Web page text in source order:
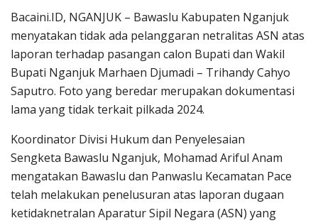
Bacaini.ID, NGANJUK – Bawaslu Kabupaten Nganjuk
menyatakan tidak ada pelanggaran netralitas ASN atas
laporan terhadap pasangan calon Bupati dan Wakil
Bupati Nganjuk Marhaen Djumadi – Trihandy Cahyo
Saputro. Foto yang beredar merupakan dokumentasi
lama yang tidak terkait pilkada 2024.
Koordinator Divisi Hukum dan Penyelesaian
Sengketa Bawaslu Nganjuk, Mohamad Ariful Anam
mengatakan Bawaslu dan Panwaslu Kecamatan Pace
telah melakukan penelusuran atas laporan dugaan
ketidaknetralan Aparatur Sipil Negara (ASN) yang